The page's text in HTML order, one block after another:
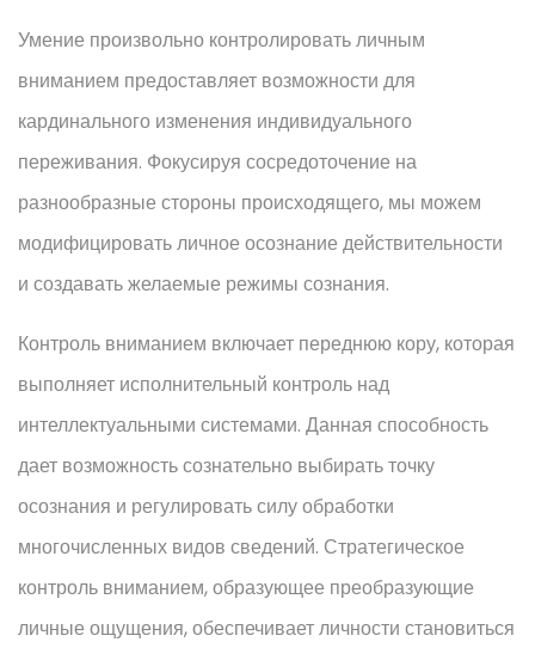
Умение произвольно контролировать личным
вниманием предоставляет возможности для
кардинального изменения индивидуального
переживания. Фокусируя сосредоточение на
разнообразные стороны происходящего, мы можем
модифицировать личное осознание действительности
и создавать желаемые режимы сознания.
Контроль вниманием включает переднюю кору, которая
выполняет исполнительный контроль над
интеллектуальными системами. Данная способность
дает возможность сознательно выбирать точку
осознания и регулировать силу обработки
многочисленных видов сведений. Стратегическое
контроль вниманием, образующее преобразующие
личные ощущения, обеспечивает личности становиться